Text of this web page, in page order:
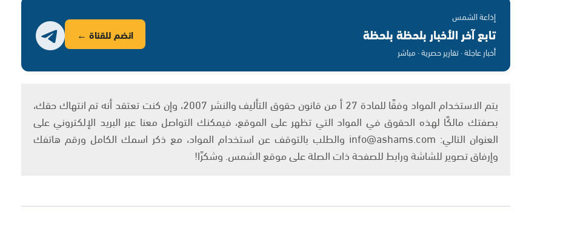
إذاعة الشمس
تابع آخر الأخبار بلحظة بلحظة
أخبار عاجلة · تقارير حصرية · مباشر
انضم للقناة ←
يتم الاستخدام المواد وفقًا للمادة 27 أ من قانون حقوق التأليف والنشر 2007، وإن كنت تعتقد أنه تم انتهاك حقك،
بصفتك مالكًا لهذه الحقوق في المواد التي تظهر على الموقع، فيمكنك التواصل معنا عبر البريد الإلكتروني على
العنوان التالي: info@ashams.com والطلب بالتوقف عن استخدام المواد، مع ذكر اسمك الكامل ورقم هاتفك
وإرفاق تصوير للشاشة ورابط للصفحة ذات الصلة على موقع الشمس. وشكرًا!